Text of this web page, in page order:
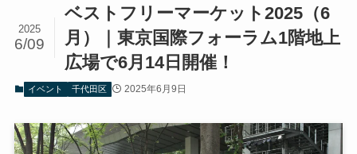
ベストフリーマーケット2025（6
月）｜東京国際フォーラム1階地上
広場で6月14日開催！
2025
6/09
イベント 千代田区 2025年6月9日